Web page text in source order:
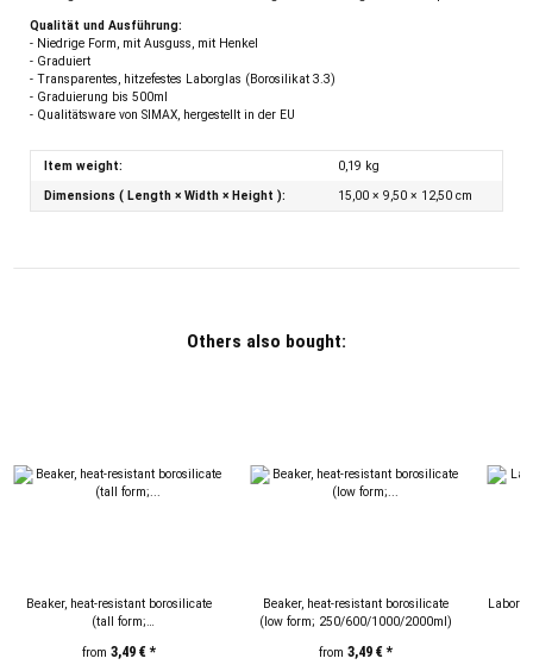
Qualität und Ausführung:
- Niedrige Form, mit Ausguss, mit Henkel
- Graduiert
- Transparentes, hitzefestes Laborglas (Borosilikat 3.3)
- Graduierung bis 500ml
- Qualitätsware von SIMAX, hergestellt in der EU
Item weight: 0,19 kg
Dimensions ( Length × Width × Height ):
15,00 × 9,50 × 12,50 cm
Others also bought:
Beaker, heat-resistant borosilicate
(tall form;
from 3,49 €*
Beaker, heat-resistant borosilicate
(low form; 250/600/1000/2000ml)
from 3,49 €*